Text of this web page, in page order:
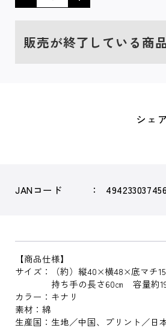
販売が終了している商
シェ
JANコード
【商品仕様】
サイズ：（約）縦40×横48×底マチ
持ち手の長さ60㎝ 容量約
カラー：キナリ
素材：綿
生産国：生地／中国、プリント／日